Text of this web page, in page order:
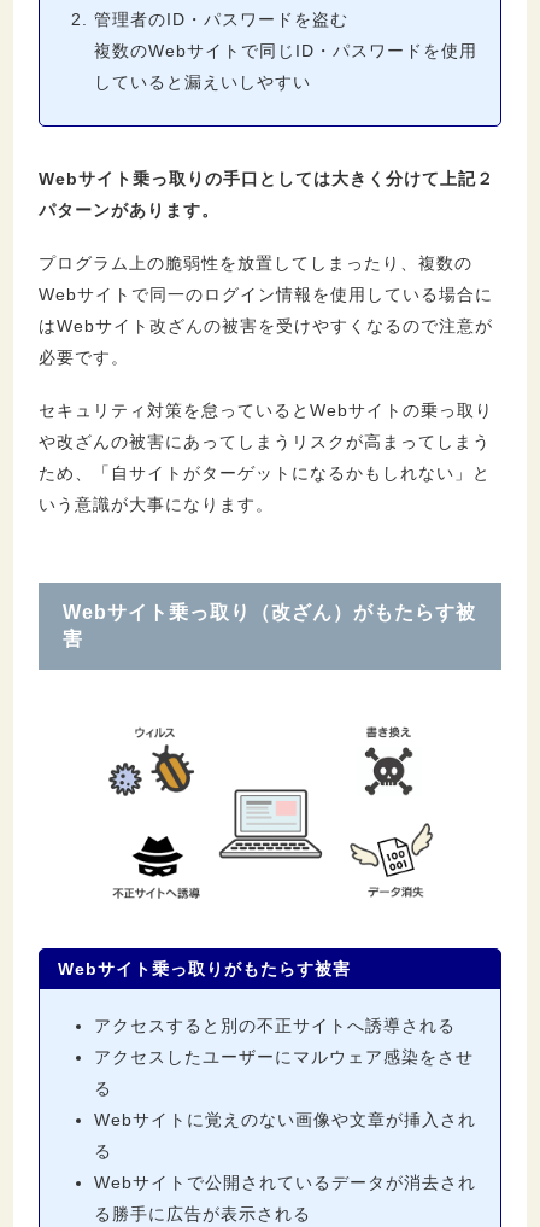
4.5.5. 2段階認証を設定する
5.Webサイト乗っ取り（改ざん）の被害にあっ
た事例
5.1.
1. 官公庁Webサイト乗っ取り事件
5.2. 2. 成田空港Webサイト乗っ取り事件
Webサイト乗っ取り（改ざん）に関するQ＆
A
する方法は？
6.2.2. Webサイト乗っ取りで狙われやすいサ
イトとは？
6.3.3. ホームページが改ざんされた後の復旧
7.まとめ：Webサイト乗っ取り（改ざん）対策
管理者のID・パスワードを盗む
複数のWebサイトで同じID・パスワードを使用
していると漏えいしやすい
Webサイト乗っ取りの手口としては大きく分けて上記２
パターンがあります。
プログラム上の脆弱性を放置してしまったり、複数の
Webサイトで同一のログイン情報を使用している場合に
はWebサイト改ざんの被害を受けやすくなるので注意が
必要です。
セキュリティ対策を怠っているとWebサイトの乗っ取り
や改ざんの被害にあってしまうリスクが高まってしまう
ため、「自サイトがターゲットになるかもしれない」と
いう意識が大事になります。
Webサイト乗っ取り（改ざん）がもたらす被
害
Webサイト乗っ取りがもたらす被害
アクセスすると別の不正サイトへ誘導される
アクセスしたユーザーにマルウェア感染をさせ
る
Webサイトに覚えのない画像や文章が挿入され
る
Webサイトで公開されているデータが消去され
る勝手に広告が表示される